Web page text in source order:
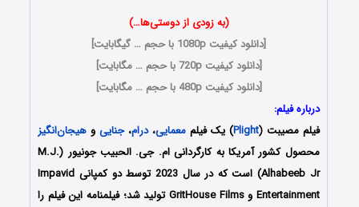
(به زودی از دوستی‌ها…)
[دانلود کیفیت 1080p با حجم … گیگابایت
]
[دانلود کیفیت 720p با حجم … مگابایت
]
[دانلود کیفیت 480p با حجم … مگابایت
]
درباره فیلم:
فیلم مصیبت (Plight) یک فیلم معمایی،درام،جناییو هیجان‌انگیز
محصول کشور آمریکا به کارگردانی ام. جی. الحبیب جونیور (M.J.
Alhabeeb Jr) است که در سال 2023 توسط دو کمپانی Impavid
Entertainment و GritHouse Films تولید شد؛ فیلمنامه این فیلم را